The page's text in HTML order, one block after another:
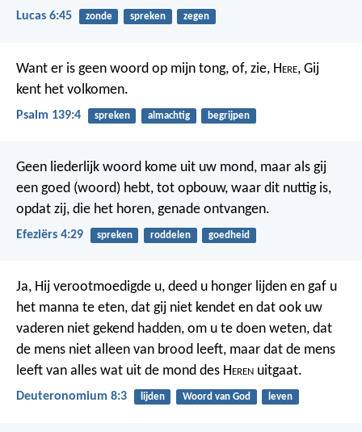
Lucas 6:45 zonde spreken zegen
Want er is geen woord op mijn tong, of, zie, Here, Gij
kent het volkomen.
Psalm 139:4 spreken almachtig begrijpen
Geen liederlijk woord kome uit uw mond, maar als gij
een goed (woord) hebt, tot opbouw, waar dit nuttig is,
opdat zij, die het horen, genade ontvangen.
Efeziërs 4:29 spreken roddelen goedheid
Ja, Hij verootmoedigde u, deed u honger lijden en gaf u
het manna te eten, dat gij niet kendet en dat ook uw
vaderen niet gekend hadden, om u te doen weten, dat
de mens niet alleen van brood leeft, maar dat de mens
leeft van alles wat uit de mond des Heren uitgaat.
Deuteronomium 8:3 lijden Woord van God leven